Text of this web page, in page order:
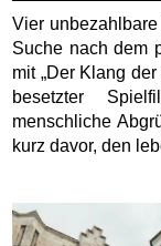
Vier
Suche nach dem
mit „Der Klang
besetzter
menschliche
kurz davor, den